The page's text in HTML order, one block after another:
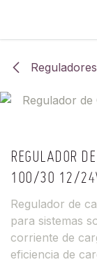
REGULADOR
100/30 12/
Regulador de
para sistemas
corriente de
eficiencia de